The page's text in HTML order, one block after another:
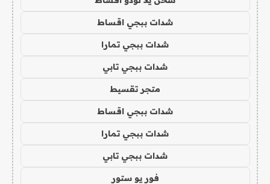
شدات ببجي اقساط
شدات ببجي تمارا
شدات ببجي تابي
متجر تقسيط
شدات ببجي اقساط
شدات ببجي تمارا
شدات ببجي تابي
فور يو ستور